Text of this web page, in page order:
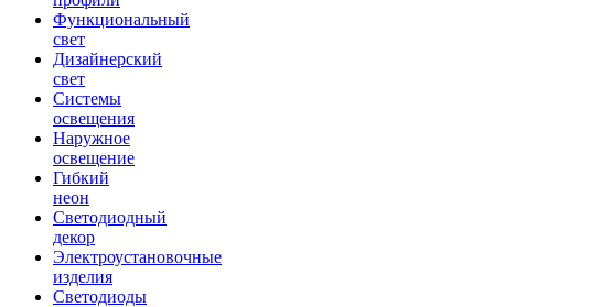
Функциональный
свет
Дизайнерский
свет
Системы
освещения
Наружное
освещение
Гибкий
неон
Светодиодный
декор
Электроустановочные
изделия
Светодиоды